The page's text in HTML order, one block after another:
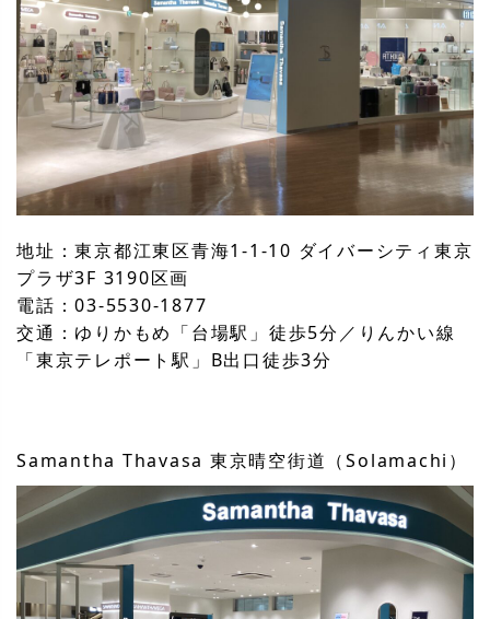
地址：東京都江東区青海1-1-10 ダイバーシティ東京
プラザ3F 3190区画
電話：03-5530-1877
交通：ゆりかもめ「台場駅」徒歩5分／りんかい線
「東京テレポート駅」B出口徒歩3分
Samantha Thavasa 東京晴空街道（Solamachi）